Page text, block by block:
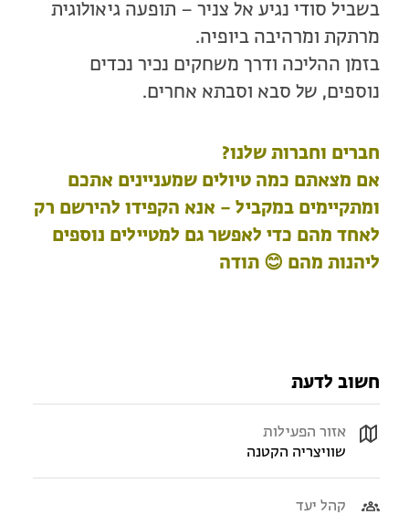
בשביל סודי נגיע אל צניר – תופעה גיאולוגית
מרתקת ומרהיבה ביופיה.
בזמן ההליכה ודרך משחקים נכיר נכדים
נוספים, של סבא וסבתא אחרים.
חברים וחברות שלנו?
אם מצאתם כמה טיולים שמעניינים אתכם
ומתקיימים במקביל – אנא הקפידו להירשם רק
לאחד מהם כדי לאפשר גם למטיילים נוספים
ליהנות מהם 😊 תודה
חשוב לדעת
אזור הפעילות
שוויצריה הקטנה
קהל יעד